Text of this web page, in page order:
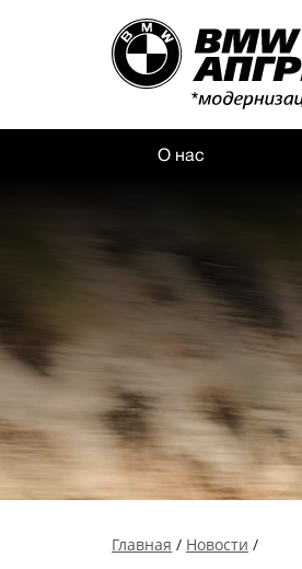
О нас
Главная / Новости /